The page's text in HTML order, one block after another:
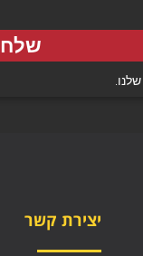
שלנו.
שלח
יצירת קשר